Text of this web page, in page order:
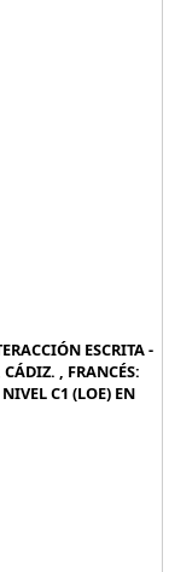
ESCRITA -
, FRANCÉS:
C1 (LOE) EN